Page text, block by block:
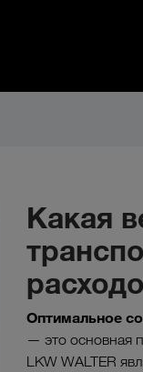
Какая
Оптимальное
— это основная
LKW WALTER